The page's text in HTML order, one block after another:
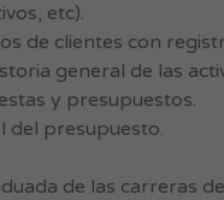
etc).
de clientes con
general de las
y presupuestos.
del presupuesto.
de las carreras